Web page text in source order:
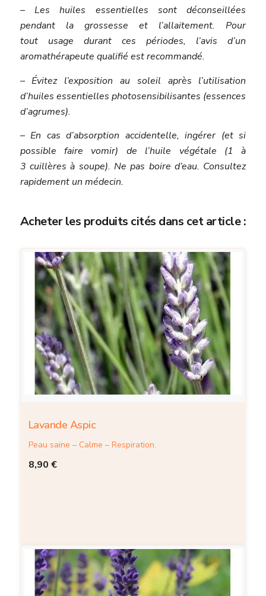
– Les huiles essentielles sont déconseillées
pendant la grossesse et l’allaitement. Pour
tout usage durant ces périodes, l’avis d’un
aromathérapeute qualifié est recommandé.
– Évitez l’exposition au soleil après l’utilisation
d’huiles essentielles photosensibilisantes (essences
d’agrumes).
– En cas d’absorption accidentelle, ingérer (et si
possible faire vomir) de l’huile végétale (1 à
3 cuillères à soupe). Ne pas boire d’eau. Consultez
rapidement un médecin.
Acheter les produits cités dans cet article :
Lavande Aspic
8,90 €
Peau saine – Calme – Respiration.